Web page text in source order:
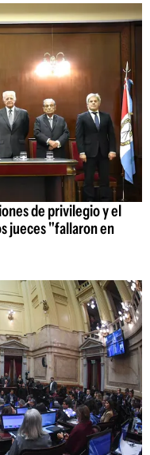
de privilegio y el
jueces "fallaron en